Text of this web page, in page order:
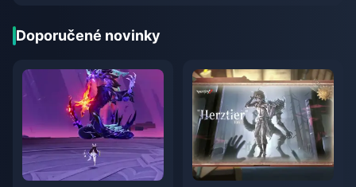
Doporučené novinky